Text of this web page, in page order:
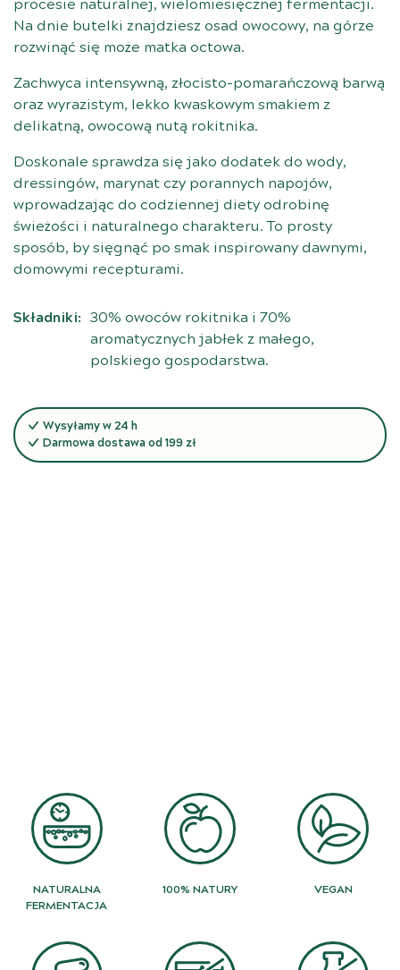
procesie naturalnej, wielomiesięcznej fermentacji.
Na dnie butelki znajdziesz osad owocowy, na górze
rozwinąć się może matka octowa.
Zachwyca intensywną, złocisto-pomarańczową barwą
oraz wyrazistym, lekko kwaskowym smakiem z
delikatną, owocową nutą rokitnika.
Doskonale sprawdza się jako dodatek do wody,
dressingów, marynat czy porannych napojów,
wprowadzając do codziennej diety odrobinę
świeżości i naturalnego charakteru. To prosty
sposób, by sięgnąć po smak inspirowany dawnymi,
domowymi recepturami.
Składniki: 30% owoców rokitnika i 70%
aromatycznych jabłek z małego,
polskiego gospodarstwa.
Wysyłamy w 24 h
Darmowa dostawa od 199 zł
NATURALNA
FERMENTACJA
100% NATURY VEGAN